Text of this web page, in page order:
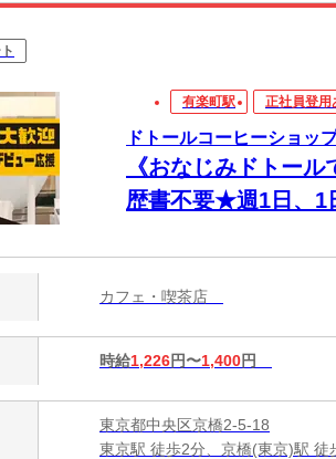
有楽町駅 正社員登用
ドトールコーヒーショッ
《おなじみドトー
歴書不要★週1日、1
カフェ・喫茶店
時給1,226円〜1,400円
東京都中央区京橋2-5-18
東京駅 徒歩2分、京橋(東京)駅 徒